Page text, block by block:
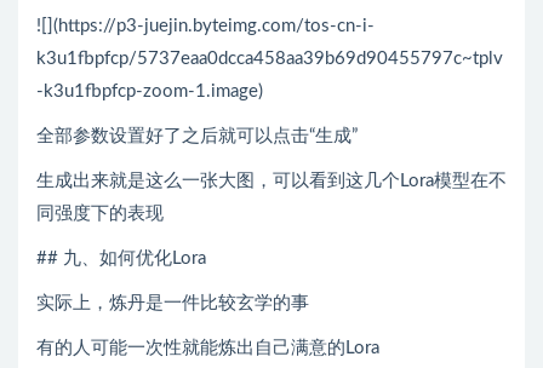
![](https://p3-juejin.byteimg.com/tos-cn-i-
k3u1fbpfcp/5737eaa0dcca458aa39b69d90455797c~tplv
-k3u1fbpfcp-zoom-1.image)
全部参数设置好了之后就可以点击“生成”
生成出来就是这么一张大图，可以看到这几个Lora模型在不
同强度下的表现
## 九、如何优化Lora
实际上，炼丹是一件比较玄学的事
有的人可能一次性就能炼出自己满意的Lora